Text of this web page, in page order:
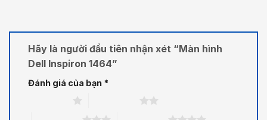
Hãy là người đầu tiên nhận xét “Màn hình
Dell Inspiron 1464”
Đánh giá của bạn *